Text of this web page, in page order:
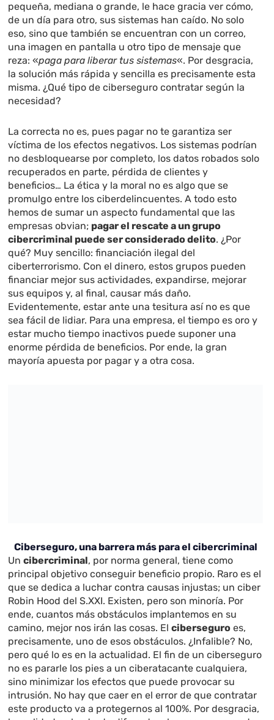
pequeña, mediana o grande, le hace gracia ver cómo,
de un día para otro, sus sistemas han caído. No solo
eso, sino que también se encuentran con un correo,
una imagen en pantalla u otro tipo de mensaje que
reza: «paga para liberar tus sistemas«. Por desgracia,
la solución más rápida y sencilla es precisamente esta
misma. ¿Qué tipo de ciberseguro contratar según la
necesidad?
La correcta no es, pues pagar no te garantiza ser
víctima de los efectos negativos. Los sistemas podrían
no desbloquearse por completo, los datos robados solo
recuperados en parte, pérdida de clientes y
beneficios… La ética y la moral no es algo que se
promulgo entre los ciberdelincuentes. A todo esto
hemos de sumar un aspecto fundamental que las
empresas obvian; pagar el rescate a un grupo
cibercriminal puede ser considerado delito. ¿Por
qué? Muy sencillo: financiación ilegal del
ciberterrorismo. Con el dinero, estos grupos pueden
financiar mejor sus actividades, expandirse, mejorar
sus equipos y, al final, causar más daño.
Evidentemente, estar ante una tesitura así no es que
sea fácil de lidiar. Para una empresa, el tiempo es oro y
estar mucho tiempo inactivos puede suponer una
enorme pérdida de beneficios. Por ende, la gran
mayoría apuesta por pagar y a otra cosa.
Ciberseguro, una barrera más para el cibercriminal
Uncibercriminal, por norma general, tiene como
principal objetivo conseguir beneficio propio. Raro es el
que se dedica a luchar contra causas injustas; un ciber
Robin Hood del S.XXI. Existen, pero son minoría. Por
ende, cuantos más obstáculos implantemos en su
camino, mejor nos irán las cosas. Elciberseguro es,
precisamente, uno de esos obstáculos. ¿Infalible? No,
pero qué lo es en la actualidad. El fin de un ciberseguro
no es pararle los pies a un ciberatacante cualquiera,
sino minimizar los efectos que puede provocar su
intrusión. No hay que caer en el error de que contratar
este producto va a protegernos al 100%. Por desgracia,